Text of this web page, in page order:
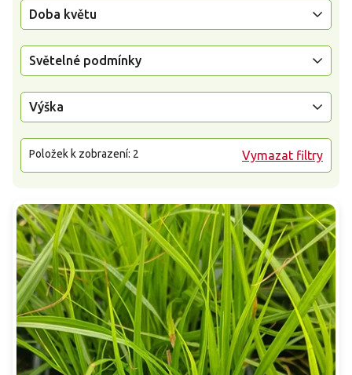
Doba květu
Světelné podmínky
Výška
Vymazat filtry
Položek k zobrazení: 2